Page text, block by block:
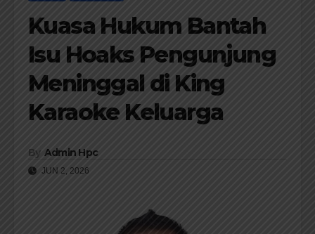
Kuasa Hukum Bantah
Isu Hoaks Pengunjung
Meninggal di King
Karaoke Keluarga
By Admin Hpc
JUN 2, 2026